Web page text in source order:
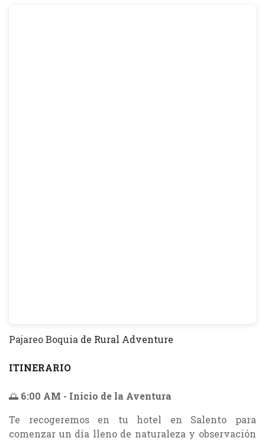
Pajareo Boquia de Rural Adventure
ITINERARIO
🌅 6:00 AM - Inicio de la Aventura
Te recogeremos en tu hotel en Salento para
comenzar un día lleno de naturaleza y observación